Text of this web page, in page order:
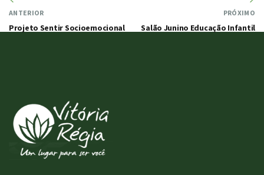
ANTERIOR
Projeto Sentir Socioemocional
PRÓXIMO
Salão Junino Educação Infantil